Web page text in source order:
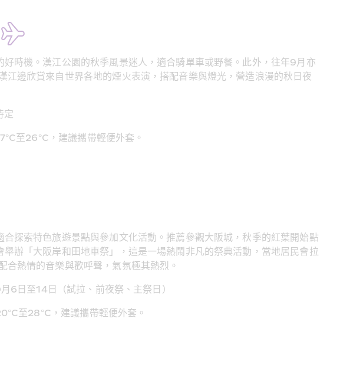
時機。漢江公園的秋季風景迷人，適合騎單車或野餐。此外，往年9月亦
江邊欣賞來自世界各地的煙火表演，搭配音樂與燈光，營造浪漫的秋日夜
定
至26°C，建議攜帶輕便外套。
探索特色旅遊景點與參加文化活動。推薦參觀大阪城，秋季的紅葉開始點
辦「大阪岸和田地車祭」，這是一場熱鬧非凡的祭典活動，當地居民會拉
熱情的音樂與歡呼聲，氣氛極其熱烈。
6日至14日（試拉、前夜祭、主祭日）
至28°C，建議攜帶輕便外套。